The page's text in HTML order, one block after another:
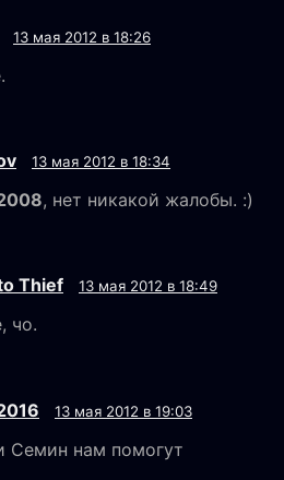
13 мая 2012 в 18:26
13 мая 2012 в 18:34
, нет никакой жалобы. :)
Thief 13 мая 2012 в 18:49
чо.
13 мая 2012 в 19:03
Семин нам помогут